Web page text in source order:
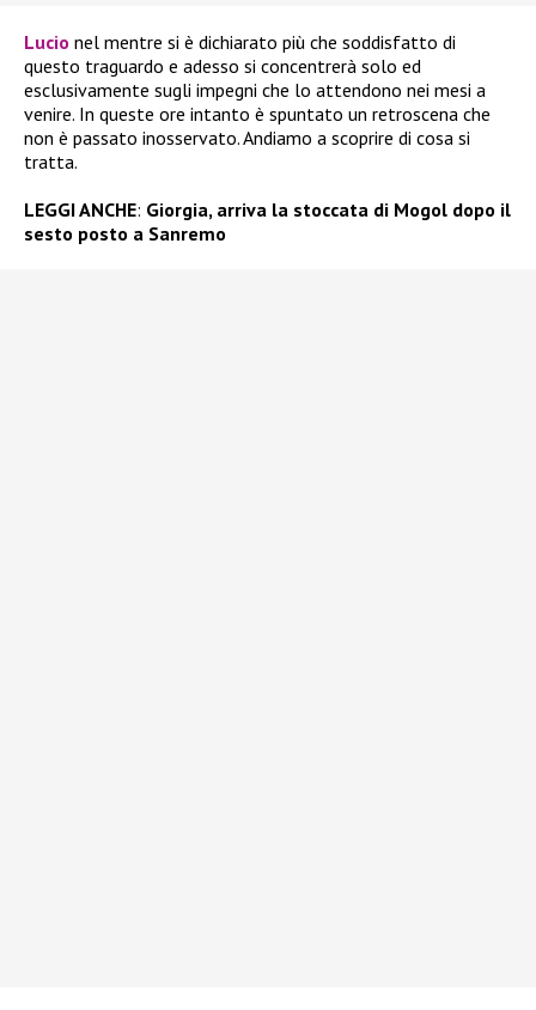
Lucio nel mentre si è dichiarato più che soddisfatto di
questo traguardo e adesso si concentrerà solo ed
esclusivamente sugli impegni che lo attendono nei mesi a
venire. In queste ore intanto è spuntato un retroscena che
non è passato inosservato. Andiamo a scoprire di cosa si
tratta.
LEGGI ANCHE: Giorgia, arriva la stoccata di Mogol dopo il
sesto posto a Sanremo